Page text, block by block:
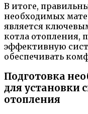
В итоге,
необходимых
является
котла отопления,
эффективную
обеспечивать
Подготовка
для установки
отопления